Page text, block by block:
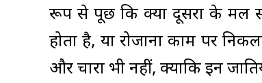
रूप से पूछें कि क्या दूसरों के मल
होता है, या रोजाना काम पर
और चारा भी नहीं, क्योंकि इन